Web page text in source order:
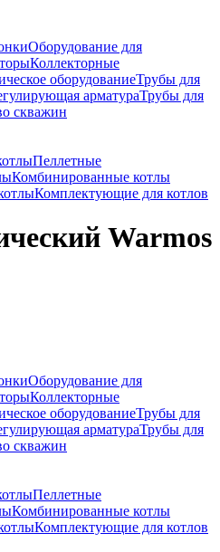
Оборудование для
Коллекторные
оборудованиеТрубы для
арматураТрубы для
скважин
Пеллетные
Комбинированные котлы
Комплектующие для котлов
Warmos
Оборудование для
Коллекторные
оборудованиеТрубы для
арматураТрубы для
скважин
Пеллетные
Комбинированные котлы
Комплектующие для котлов